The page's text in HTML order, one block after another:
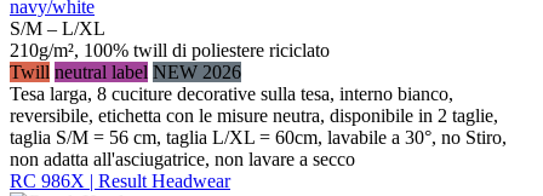
navy/​white
S/M – L/XL
210g/m², 100% twill di poliestere riciclato
Twill neutral label NEW 2026
Tesa larga, 8 cuciture decorative sulla tesa, interno bianco,
reversibile, etichetta con le misure neutra, disponibile in 2 taglie,
taglia S/M = 56 cm, taglia L/XL = 60cm, lavabile a 30°, no Stiro,
non adatta all'asciugatrice, non lavare a secco
RC 986X | Result Headwear